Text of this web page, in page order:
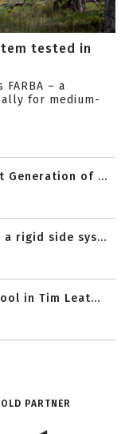
tested in
– a
for medium-
Generation of ...
a rigid side sys...
in Tim Leat...
PARTNER